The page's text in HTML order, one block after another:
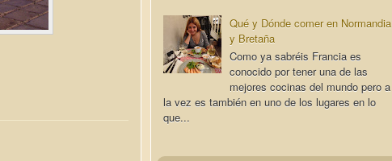
Qué y Dónde comer en Normandia
y Bretaña
Como ya sabréis Francia es
conocido por tener una de las
mejores cocinas del mundo pero a
la vez es también en uno de los lugares en lo
que...